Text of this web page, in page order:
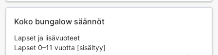
Koko bungalow säännöt
Lapset ja lisävuoteet
Lapset 0–11 vuotta [sisältyy]